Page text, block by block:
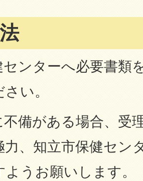
センターへ必要書類
い。
不備がある場合、受
力、知立市保健セン
うお願いします。